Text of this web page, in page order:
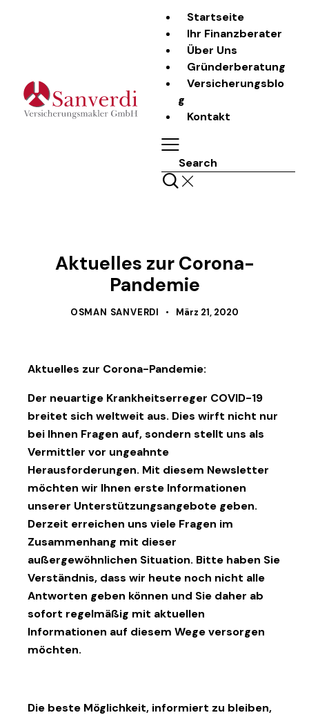
Startseite
Ihr Finanzberater
Über Uns
Gründerberatung
Versicherungsblo
g
Kontakt
Search
Aktuelles zur Corona-
Pandemie
OSMAN SANVERDI März 21, 2020
Aktuelles zur Corona-Pandemie:
Der neuartige Krankheitserreger COVID-19
breitet sich weltweit aus. Dies wirft nicht nur
bei Ihnen Fragen auf, sondern stellt uns als
Vermittler vor ungeahnte
Herausforderungen. Mit diesem Newsletter
möchten wir Ihnen erste Informationen
unserer Unterstützungsangebote geben.
Derzeit erreichen uns viele Fragen im
Zusammenhang mit dieser
außergewöhnlichen Situation. Bitte haben Sie
Verständnis, dass wir heute noch nicht alle
Antworten geben können und Sie daher ab
sofort regelmäßig mit aktuellen
Informationen auf diesem Wege versorgen
möchten.
Die beste Möglichkeit, informiert zu bleiben,